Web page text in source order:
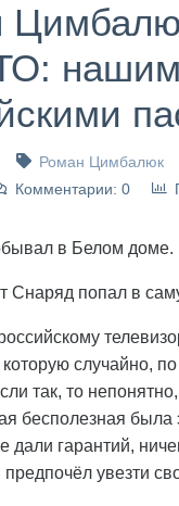
Роман Цимбалюк
Комментарии: 0
в Белом доме.
Снаряд попал в
которую случайно,
так, то
бесполезная была
дали гарантий,
предпочёл увезти